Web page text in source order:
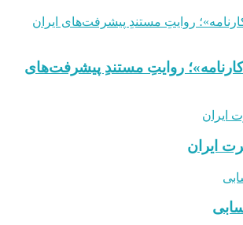
روایتِ مستندِ پیشرفت‌های
ایران